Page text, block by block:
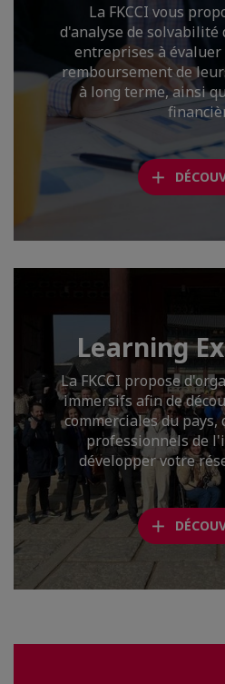
La FKCCI vous
d'analyse de solvabilité
entreprises à évaluer
remboursement de
à long terme, ainsi
Learning
La FKCCI propose
immersifs afin de
commerciales du
professionnels de
développer votre